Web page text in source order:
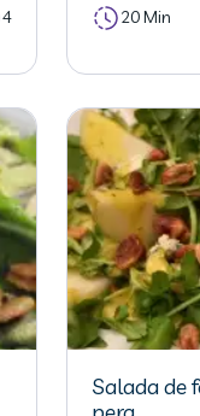
4 20 Min
Salada de